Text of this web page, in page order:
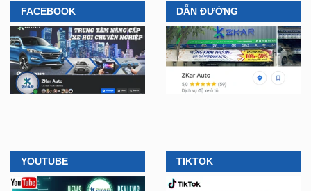
FACEBOOK DẪN ĐƯỜNG
YOUTUBE TIKTOK